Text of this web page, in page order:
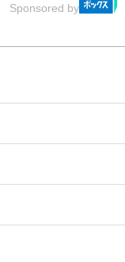
Sponsored by